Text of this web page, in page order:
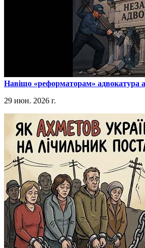
​Навіщо «реформаторам» адвокатура
29 июн. 2026 г.